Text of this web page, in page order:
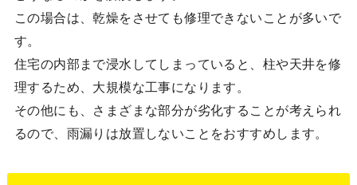
この場合は、乾燥をさせても修理できないことが多いで
す。
住宅の内部まで浸水してしまっていると、柱や天井を修
理するため、大規模な工事になります。
その他にも、さまざまな部分が劣化することが考えられ
るので、雨漏りは放置しないことをおすすめします。